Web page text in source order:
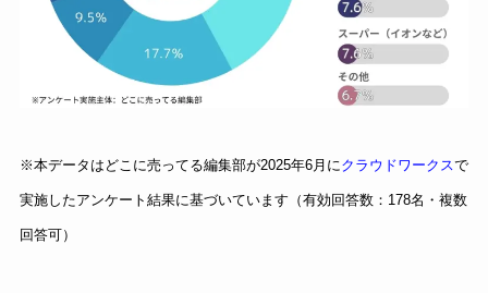
※本データはどこに売ってる編集部が2025年6月にクラウドワークスで
実施したアンケート結果に基づいています（有効回答数：178名・複数
回答可）